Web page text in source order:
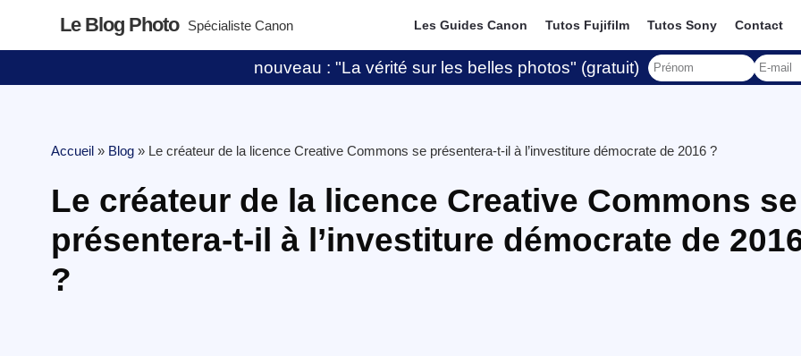
Le Blog Photo Spécialiste Canon Les Guides Canon Tutos Fujifilm Tutos Sony Contact
nouveau : "La vérité sur les belles photos" (gratuit)
Accueil » Blog » Le créateur de la licence Creative Commons se présentera-t-il à l’investiture démocrate de 2016 ?
Le créateur de la licence Creative Commons se
présentera-t-il à l’investiture démocrate de
?